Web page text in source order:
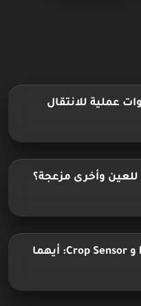
عملية للانتقال
وأخرى مزعجة؟
الفرق بين كاميرات Full Frame و Crop Sensor: أيهما